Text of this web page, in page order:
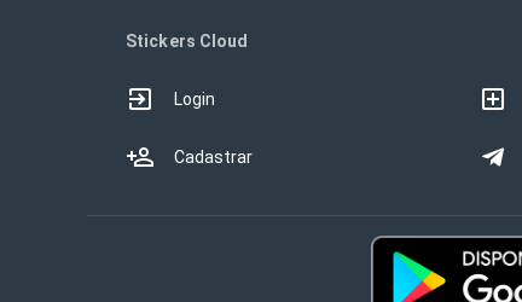
Stickers Cloud
Login
Cadastrar